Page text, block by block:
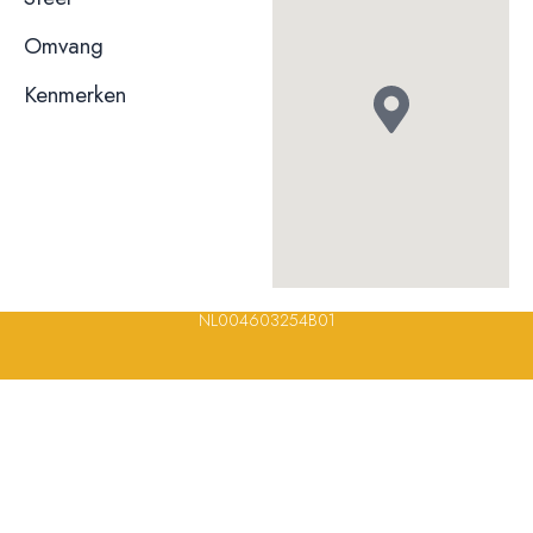
Omvang
Kenmerken
694 | KVK nummer: 18116688 | BTW nummer:
NL004603254B01